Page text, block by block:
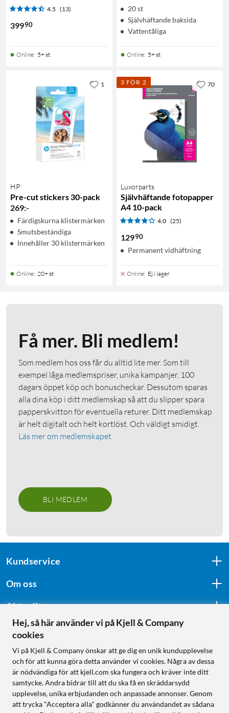
4.5 (13)
39990
Online: 5+ st
20 st
Självhäftande baksida
Vattentåliga
Online: 5+ st
HP
Pre-cut stickers 30-pack
269:-
Färdigskurna klistermärken
Smutsbeständiga
Innehåller 30 klistermärken
Online: 20+ st
1 3 FÖR 2
Luxorparts
Självhäftande fotopapper
A4 10-pack
4.0 (25)
12990
Permanent vidhäftning
Online: Ej i lager
70
Få mer. Bli medlem!
Som medlem hos oss får du alltid lite mer. Som till
exempel låga medlemspriser, unika kampanjer, 100
dagars öppet köp och bonuscheckar. Dessutom sparas
alla dina köp i ditt medlemskap så att du slipper spara
papperskvitton för eventuella returer. Ditt medlemskap
är helt digitalt och helt kortlöst. Och väldigt smidigt.
Läs mer om medlemskapet
BLI MEDLEM
Kundservice
Om oss
Aktuellt
Följ oss
Handla från:
Sverige
Hej, så här använder vi på Kjell & Company
cookies
Vi på Kjell & Company önskar att ge dig en unik kundupplevelse
och för att kunna göra detta använder vi cookies. Några av dessa
är nödvändiga för att kjell.com ska fungera och kräver inte ditt
samtycke. Andra bidrar till att du ska få en skräddarsydd
upplevelse, unika erbjudanden och anpassade annonser. Genom
att trycka "Acceptera alla" godkänner du användandet av sådana